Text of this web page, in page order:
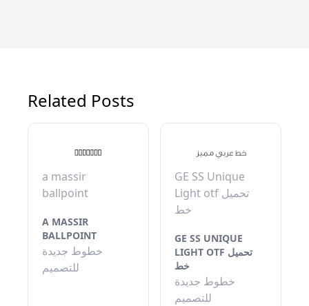
Related Posts
a massir
ballpoint
A MASSIR
BALLPOINT
خطوط جديدة
للتصميم
GE SS Unique
Light otf تحميل
خط
GE SS UNIQUE
LIGHT OTF تحميل
خط
خطوط جديدة
للتصميم